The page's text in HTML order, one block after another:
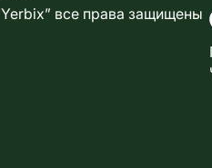
все права защищены